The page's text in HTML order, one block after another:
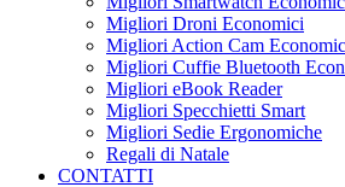
Migliori Droni Economici
Migliori Action Cam
Migliori Cuffie Bluetooth
Migliori eBook Reader
Migliori Specchietti Smart
Migliori Sedie Ergonomiche
Regali di Natale
CONTATTI